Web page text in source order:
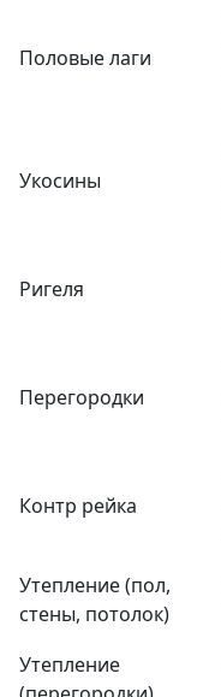
Половые лаги
Укосины
Ригеля
Перегородки
Контр рейка
Утепление (пол,
стены, потолок)
Утепление